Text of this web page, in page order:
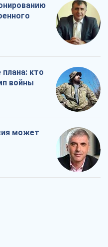
плана: кто
войны
может